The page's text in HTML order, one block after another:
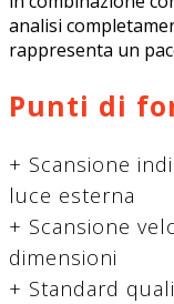
analisi
rappresenta un
Punti di
+ Scansione
luce esterna
+ Scansione
dimensioni
+ Standard